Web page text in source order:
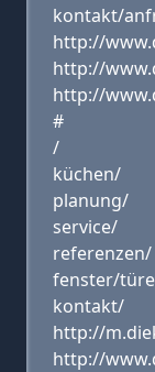
kontakt/
http://
http://
http://
#
/
küchen/
planung/
service/
referenzen/
fenster/
kontakt/
http://
http://